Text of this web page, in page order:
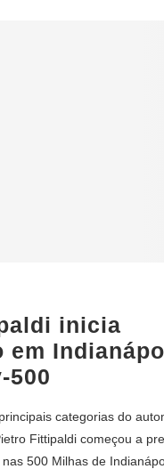
inicia
em
500
categorias do
Fittipaldi começou a
500 Milhas de